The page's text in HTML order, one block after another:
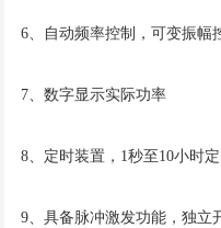
6、自动频率控制，可变振幅
7、数字显示实际功率
8、定时装置，1秒至10小时
9、具备脉冲激发功能，独立